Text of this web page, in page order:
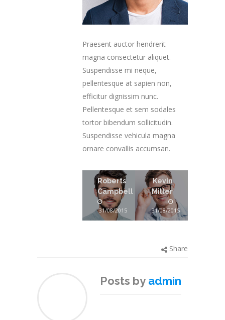
Praesent auctor hendrerit
magna consectetur aliquet.
Suspendisse mi neque,
pellentesque at sapien non,
efficitur dignissim nunc.
Pellentesque et sem sodales
tortor bibendum sollicitudin.
Suspendisse vehicula magna
ornare convallis accumsan.
Roberts
Campbell
31/08/2015
Kevin
Miller
31/08/2015
Share
Posts by admin